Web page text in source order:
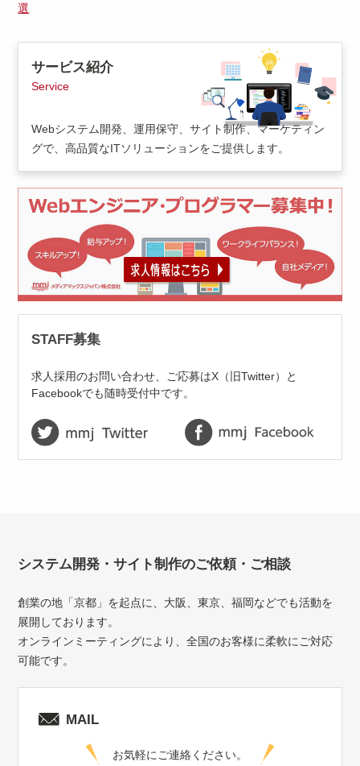
選
サービス紹介
Service
Webシステム開発、運用保守、サイト制作、マーケティン
グで、高品質なITソリューションをご提供します。
STAFF募集
求人採用のお問い合わせ、ご応募はX（旧Twitter）と
Facebookでも随時受付中です。
システム開発・サイト制作のご依頼・ご相談
創業の地「京都」を起点に、大阪、東京、福岡などでも活動を
展開しております。
オンラインミーティングにより、全国のお客様に柔軟にご対応
可能です。
MAIL
お気軽にご連絡ください。